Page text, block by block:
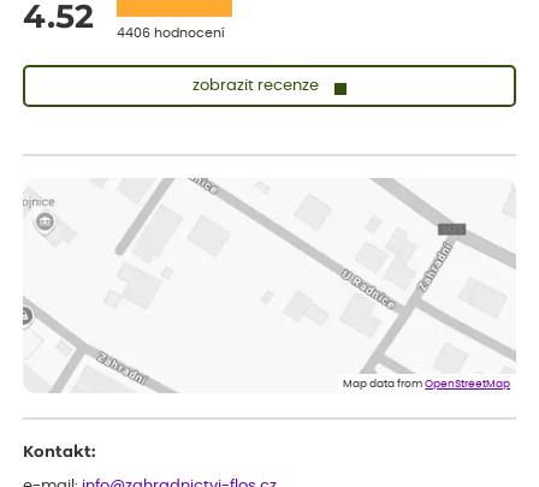
4.52 4406 hodnocení
zobrazit recenze
Měla jsem pouze 1objednavku a zatím jsem spokojená se
sazenicemi
Miroslava
Rostliny byly v pořádku, dobře zabalené, celková spokojenost.
Doporučuji :). Spokojenost, stromky v pěkném stavu. Jediné, co
my chybělo, bylo komunikování nedostupného zboží před
Map data fromOpenStreetMap
Kontakt: